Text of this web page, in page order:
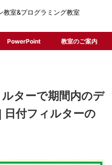
教室&プログラミング教室
PowerPoint 教室のご案内
ルターで期間内のデ
日付フィルターの